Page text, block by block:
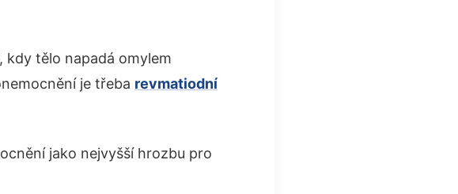
kdy tělo napadá omylem
je třeba revmatiodní
jako nejvyšší hrozbu pro